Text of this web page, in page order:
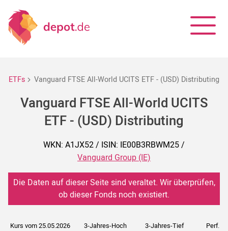
ETFs Vanguard FTSE All-World UCITS ETF - (USD) Distributing
Vanguard FTSE All-World UCITS
ETF - (USD) Distributing
WKN: A1JX52 / ISIN: IE00B3RBWM25 /
Vanguard Group (IE)
Die Daten auf dieser Seite sind veraltet. Wir überprüfen,
ob dieser Fonds noch existiert.
Kurs vom 25.05.2026 3-Jahres-Hoch 3-Jahres-Tief Perf. 5J